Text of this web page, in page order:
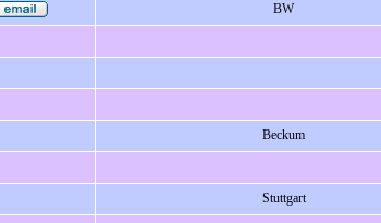
BW
Beckum
Stuttgart